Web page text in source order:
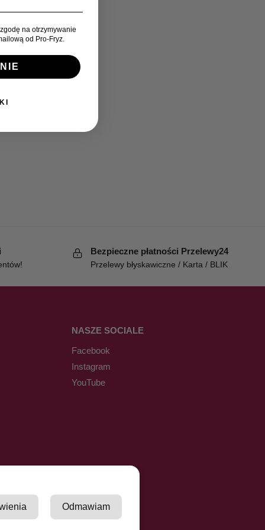
Bezpieczne płatności Przelewy24
Przelewy błyskawiczne / Karta / BLIK
NASZE SOCIALE
Facebook
Instagram
YouTube
Odmawiam
na otrzymywanie
od Pro-Fryz.